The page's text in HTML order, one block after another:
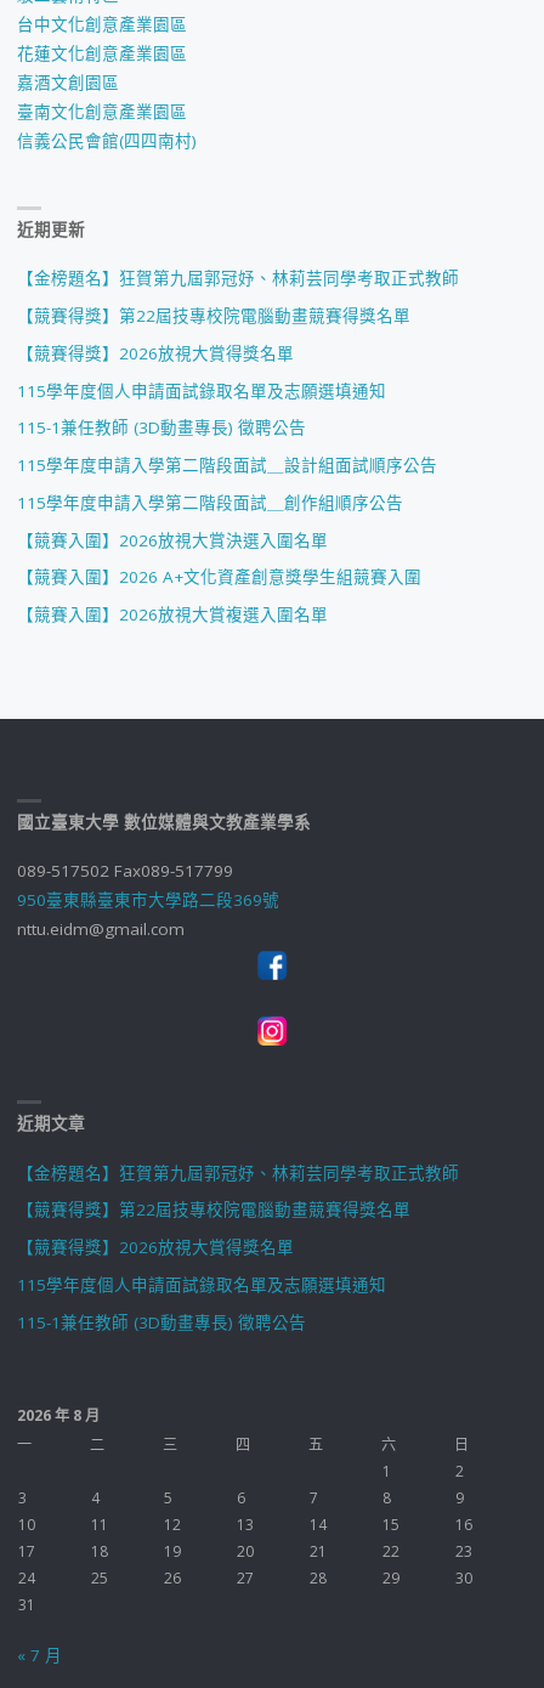
台中文化創意產業園區
花蓮文化創意產業園區
嘉酒文創園區
臺南文化創意產業園區
信義公民會館(四四南村)
近期更新
【金榜題名】狂賀第九屆郭冠妤、林莉芸同學考取正式教師
【競賽得獎】第22屆技專校院電腦動畫競賽得獎名單
【競賽得獎】2026放視大賞得獎名單
115學年度個人申請面試錄取名單及志願選填通知
115-1兼任教師 (3D動畫專長) 徵聘公告
115學年度申請入學第二階段面試＿設計組面試順序公告
115學年度申請入學第二階段面試＿創作組順序公告
【競賽入圍】2026放視大賞決選入圍名單
【競賽入圍】2026 A+文化資產創意獎學生組競賽入圍
【競賽入圍】2026放視大賞複選入圍名單
國立臺東大學 數位媒體與文教產業學系
089-517502 Fax089-517799
950臺東縣臺東市大學路二段369號
nttu.eidm@gmail.com
近期文章
【金榜題名】狂賀第九屆郭冠妤、林莉芸同學考取正式教師
【競賽得獎】第22屆技專校院電腦動畫競賽得獎名單
【競賽得獎】2026放視大賞得獎名單
115學年度個人申請面試錄取名單及志願選填通知
115-1兼任教師 (3D動畫專長) 徵聘公告
2026 年 8 月
一
二 三 四 五 六
日
1
2
3
4 5 6 7 8
9
10
11 12 13 14 15
16
17
18 19 20 21 22
23
24
25 26 27 28 29
30
31
« 7 月